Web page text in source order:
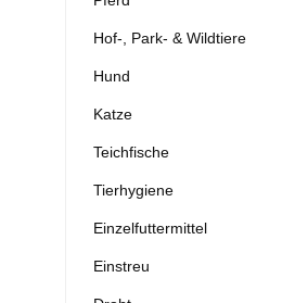
Hof-, Park- & Wildtiere
Hund
Katze
Teichfische
Tierhygiene
Einzelfuttermittel
Einstreu